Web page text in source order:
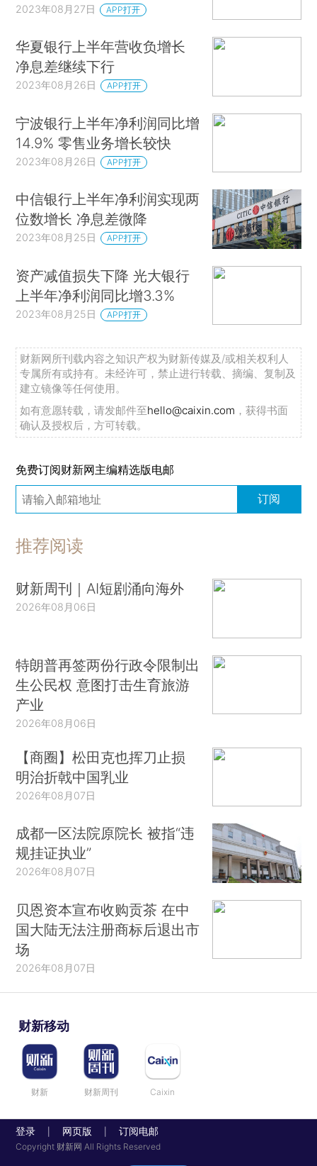
2023年08月27日 APP打开
华夏银行上半年营收负增长
净息差继续下行
2023年08月26日 APP打开
宁波银行上半年净利润同比增
14.9% 零售业务增长较快
2023年08月26日 APP打开
中信银行上半年净利润实现两
位数增长 净息差微降
2023年08月25日 APP打开
资产减值损失下降 光大银行
上半年净利润同比增3.3%
2023年08月25日 APP打开
财新网所刊载内容之知识产权为财新传媒及/或相关权利人
专属所有或持有。未经许可，禁止进行转载、摘编、复制及
建立镜像等任何使用。
如有意愿转载，请发邮件至hello@caixin.com ，获得书面
确认及授权后，方可转载。
免费订阅财新网主编精选版电邮
订阅
推荐阅读
财新周刊｜AI短剧涌向海外
2026年08月06日
特朗普再签两份行政令限制出
生公民权 意图打击生育旅游
产业
2026年08月06日
【商圈】松田克也挥刀止损
明治折戟中国乳业
2026年08月07日
成都一区法院原院长 被指“违
规挂证执业”
2026年08月07日
贝恩资本宣布收购贡茶 在中
国大陆无法注册商标后退出市
场
2026年08月07日
财新移动
财新 财新周刊 Caixin
登录 网页版 订阅电邮
Copyright 财新网 All Rights Reserved